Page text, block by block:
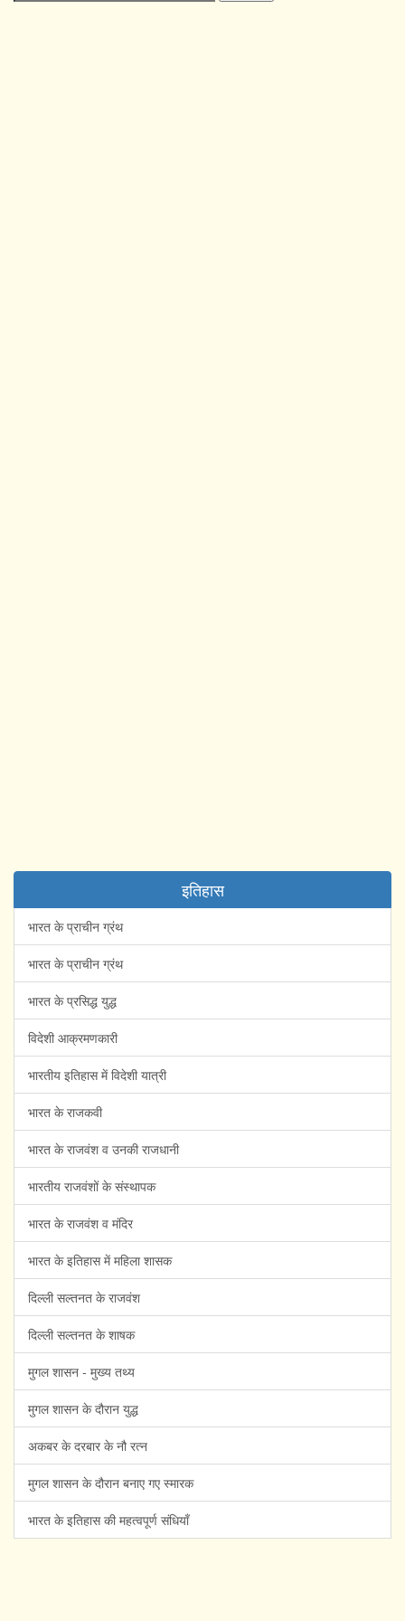
इतिहास
भारत के प्राचीन ग्रंथ
भारत के प्राचीन ग्रंथ
भारत के प्रसिद्ध युद्ध
विदेशी आक्रमणकारी
भारतीय इतिहास में विदेशी यात्री
भारत के राजकवी
भारत के राजवंश व उनकी राजधानी
भारतीय राजवंशों के संस्थापक
भारत के राजवंश व मंदिर
भारत के इतिहास में महिला शासक
दिल्ली सल्तनत के राजवंश
दिल्ली सल्तनत के शाषक
मुगल शासन - मुख्य तथ्य
मुगल शासन के दौरान युद्ध
अकबर के दरबार के नौ रत्न
मुगल शासन के दौरान बनाए गए स्मारक
भारत के इतिहास की महत्वपूर्ण संधियाँ